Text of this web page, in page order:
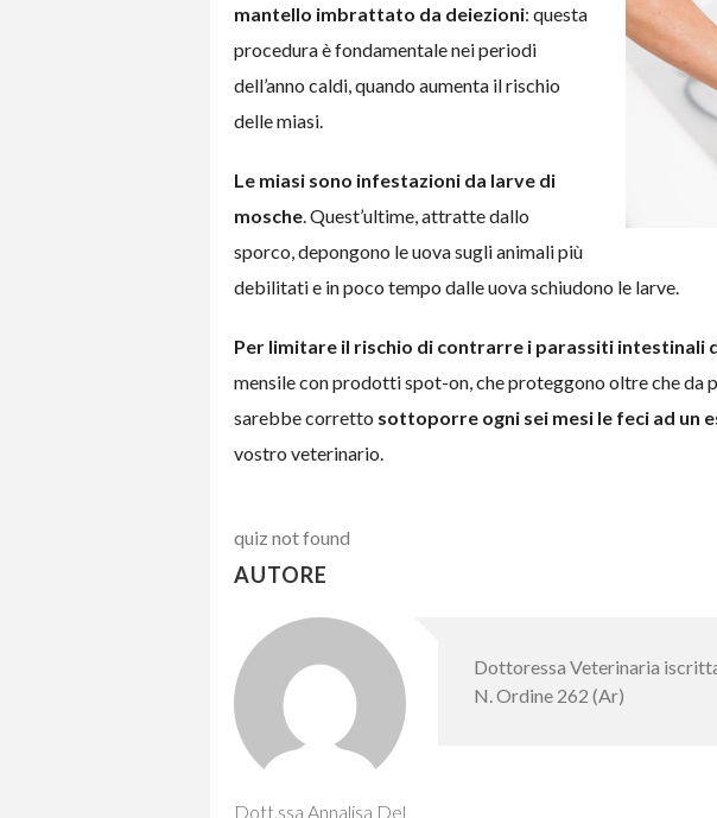
mantello imbrattato da deiezioni: questa
procedura è fondamentale nei periodi
dell’anno caldi, quando aumenta il rischio
delle miasi.
Le miasi sono infestazioni da larve di
mosche . Quest’ultime, attratte dallo
sporco, depongono le uova sugli animali più
debilitati e in poco tempo dalle uova schiudono le larve.
Per limitare il rischio di contrarre i parassiti intestinali
mensile con prodotti spot-on, che proteggono oltre che da
sarebbe corretto sottoporre ogni sei mesi le feci ad un
vostro veterinario.
quiz not found
AUTORE
Dott.ssa Annalisa Del
Dottoressa Veterinaria
N. Ordine 262 (Ar)